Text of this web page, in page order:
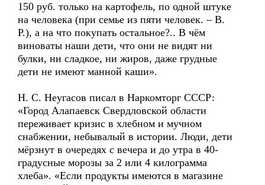
150 руб. только на картофель, по одной штуке
на человека (при семье из пяти человек. – В.
Р.), а на что покупать остальное?.. В чём
виноваты наши дети, что они не видят ни
булки, ни сладкое, ни жиров, даже грудные
дети не имеют манной каши».
Н. С. Неугасов писал в Наркомторг СССР:
«Город Алапаевск Свердловской области
переживает кризис в хлебном и мучном
снабжении, небывалый в истории. Люди, дети
мёрзнут в очередях с вечера и до утра в 40-
градусные морозы за 2 или 4 килограмма
хлеба». «Если продукты имеются в магазине